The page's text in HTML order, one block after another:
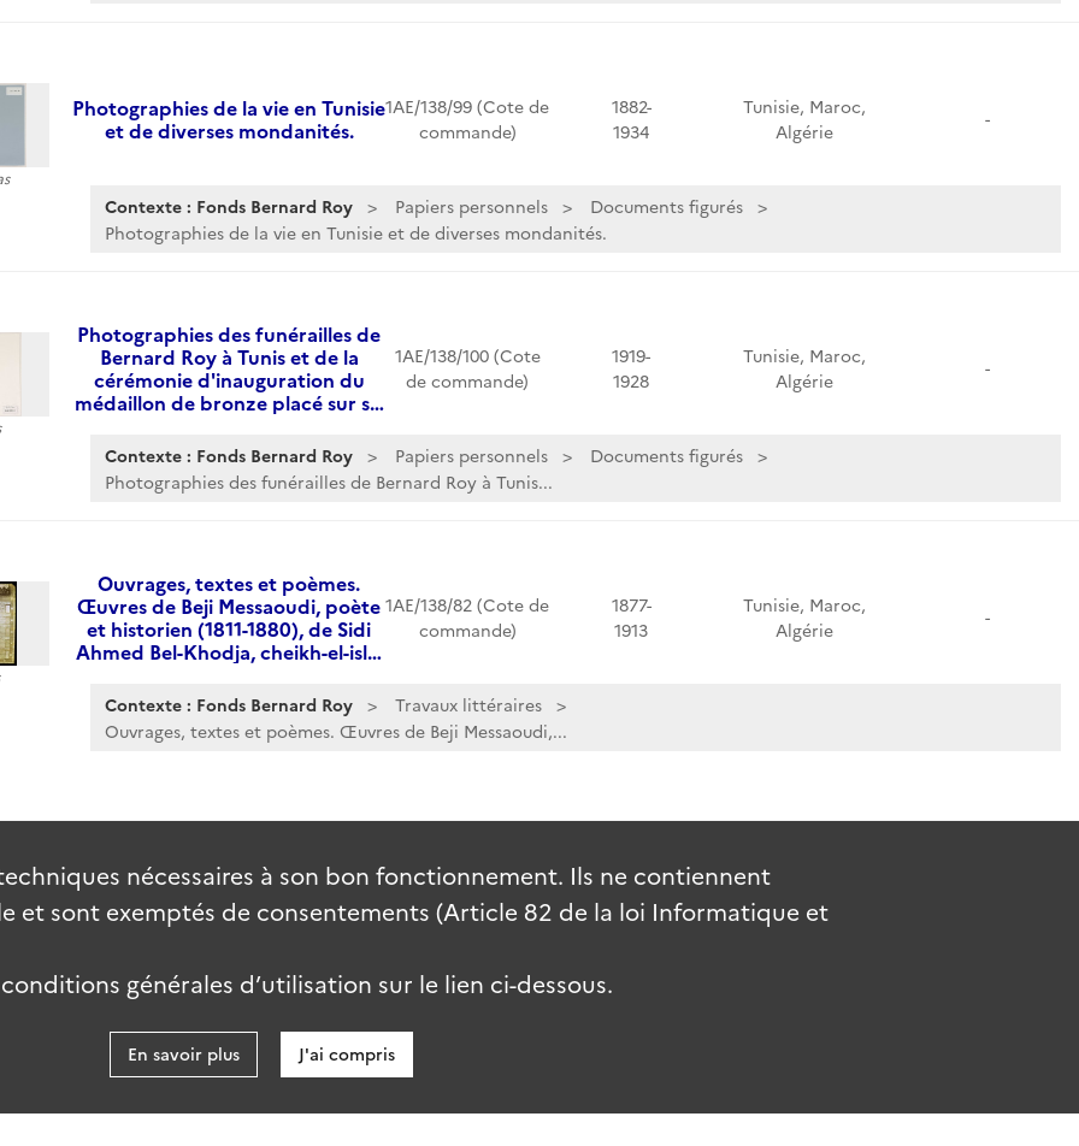
Photographies de la vie en Tunisie
et de diverses mondanités.
1AE/138/99 (Cote de
commande)
1882-
1934
Tunisie, Maroc,
Algérie
-
Contexte : Fonds Bernard Roy Papiers personnels
Documents figurés
Photographies de la vie en Tunisie et de diverses mondanités.
Photographies des funérailles de
Bernard Roy à Tunis et de la
cérémonie d'inauguration du
médaillon de bronze placé sur s…
1AE/138/100 (Cote
de commande)
1919-
1928
Tunisie, Maroc,
Algérie
-
Contexte : Fonds Bernard Roy Papiers personnels
Documents figurés
Photographies des funérailles de Bernard Roy à Tunis...
Ouvrages, textes et poèmes.
Œuvres de Beji Messaoudi, poète
et historien (1811-1880), de Sidi
Ahmed Bel-Khodja, cheikh-el-isl…
1AE/138/82 (Cote de
commande)
1877-
1913
Tunisie, Maroc,
Algérie
-
Contexte : Fonds Bernard Roy
Travaux littéraires
Ouvrages, textes et poèmes. Œuvres de Beji Messaoudi,...
nécessaires à son bon fonctionnement. Ils ne contiennent
et sont exemptés de consentements (Article 82 de la loi Informatique et
générales d’utilisation sur le lien ci-dessous.
En savoir plus J'ai compris